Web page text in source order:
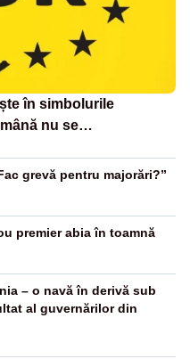
în simbolurile
nu se
sărbătorește!
grevă pentru majorări?”
premier abia în toamnă
– o navă în derivă sub
al guvernărilor din